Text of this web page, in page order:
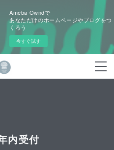
Ameba Owndで
あなただけのホームページやブログをつ
くろう
今すぐ試す
内受付